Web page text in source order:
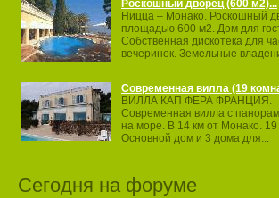
Роскошный дворец (600 м2)...
Ницца – Монако. Роскошный
площадью 600 м2. Дом для
Собственная дискотека для
вечеринок. Земельные
Современная вилла (19
ВИЛЛА КАП ФЕРА ФРАНЦИЯ.
Современная вилла с
на море. В 14 км от Монако. 19
Основной дом и 3 дома для...
Сегодня на форуме